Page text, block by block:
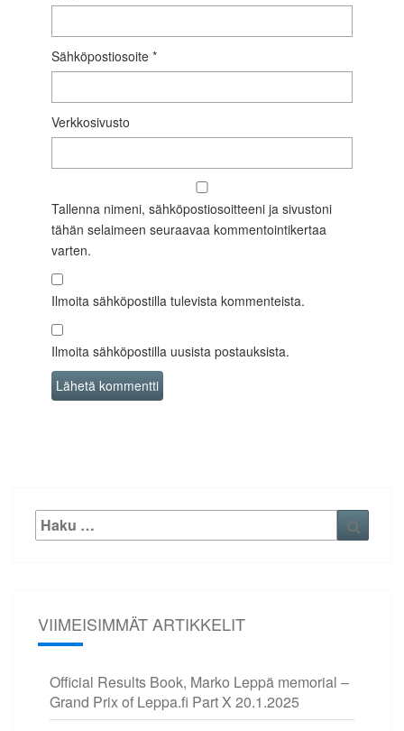
Sähköpostiosoite *
Verkkosivusto
Tallenna nimeni, sähköpostiosoitteeni ja sivustoni
tähän selaimeen seuraavaa kommentointikertaa
varten.
Ilmoita sähköpostilla tulevista kommenteista.
Ilmoita sähköpostilla uusista postauksista.
Etsi:
VIIMEISIMMÄT ARTIKKELIT
Official Results Book, Marko Leppä memorial –
Grand Prix of Leppa.fi Part X 20.1.2025